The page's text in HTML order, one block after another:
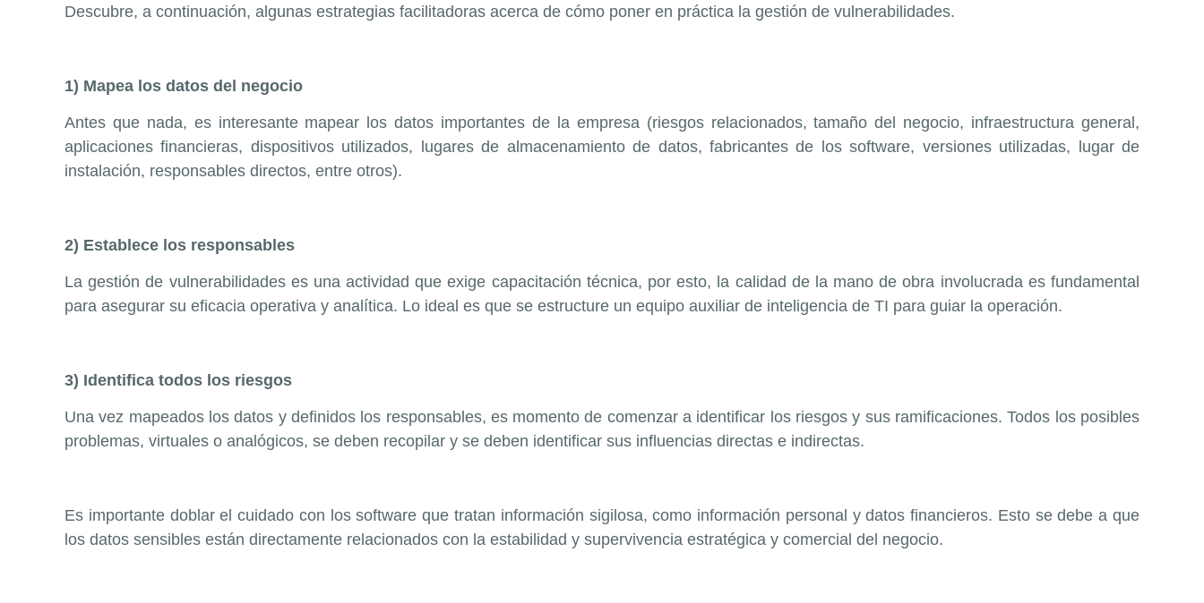
Descubre, a continuación, algunas estrategias facilitadoras acerca de cómo poner en práctica la gestión de vulnerabilidades.
1) Mapea los datos del negocio
Antes que nada, es interesante mapear los datos importantes de la empresa (riesgos relacionados, tamaño del negocio, infraestructura general,
aplicaciones financieras, dispositivos utilizados, lugares de almacenamiento de datos, fabricantes de los software, versiones utilizadas, lugar de
instalación, responsables directos, entre otros).
2) Establece los responsables
La gestión de vulnerabilidades es una actividad que exige capacitación técnica, por esto, la calidad de la mano de obra involucrada es fundamental
para asegurar su eficacia operativa y analítica. Lo ideal es que se estructure un equipo auxiliar de inteligencia de TI para guiar la operación.
3) Identifica todos los riesgos
Una vez mapeados los datos y definidos los responsables, es momento de comenzar a identificar los riesgos y sus ramificaciones. Todos los posibles
problemas, virtuales o analógicos, se deben recopilar y se deben identificar sus influencias directas e indirectas.
Es importante doblar el cuidado con los software que tratan información sigilosa, como información personal y datos financieros. Esto se debe a que
los datos sensibles están directamente relacionados con la estabilidad y supervivencia estratégica y comercial del negocio.